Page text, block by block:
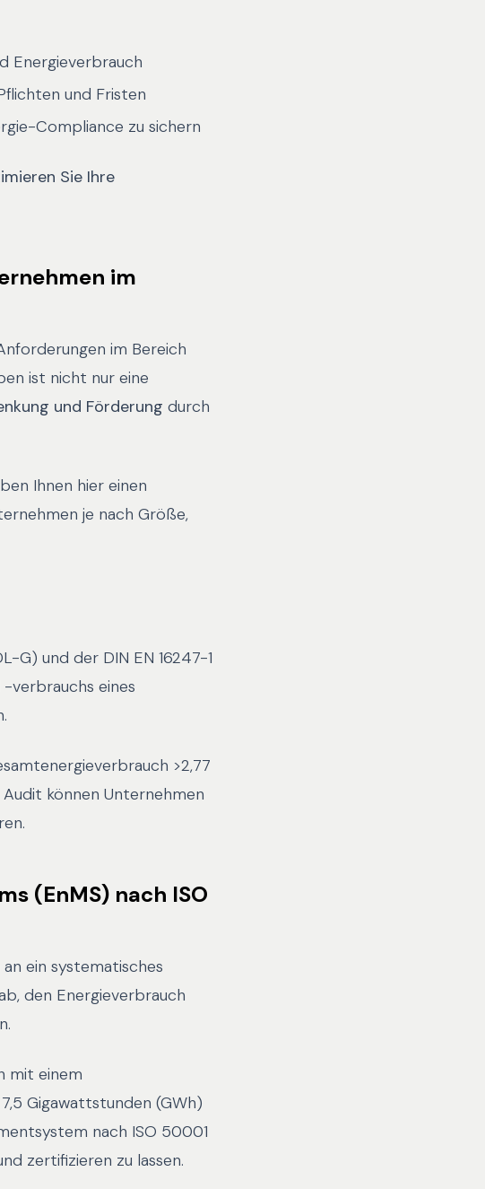
Energieverbrauch
und Fristen
Compliance zu sichern
Sie Ihre
im
im Bereich
ist nicht nur eine
und Förderung durch
Ihnen hier einen
je nach Größe,
G) und der DIN EN 16247-1
verbrauchs eines
>2,77
können Unternehmen
(EnMS) nach ISO
ein systematisches
den Energieverbrauch
mit einem
Gigawattstunden (GWh)
nach ISO 50001
zertifizieren zu lassen.